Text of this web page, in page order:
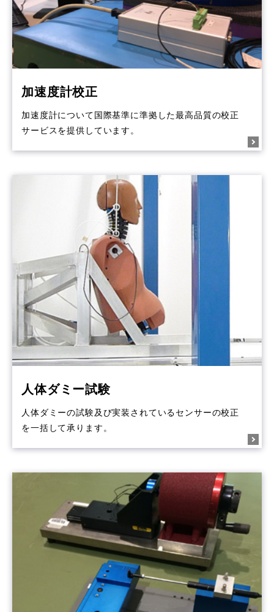
加速度計校正
加速度計について国際基準に準拠した最高品質の校正
サービスを提供しています。
人体ダミー試験
人体ダミーの試験及び実装されているセンサーの校正
を一括して承ります。